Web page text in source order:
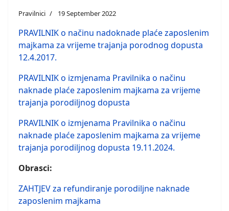
Pravilnici 19 September 2022
PRAVILNIK o načinu nadoknade plaće zaposlenim
majkama za vrijeme trajanja porodnog dopusta
12.4.2017.
PRAVILNIK o izmjenama Pravilnika o načinu
naknade plaće zaposlenim majkama za vrijeme
trajanja porodiljnog dopusta
PRAVILNIK o izmjenama Pravilnika o načinu
naknade plaće zaposlenim majkama za vrijeme
trajanja porodiljnog dopusta 19.11.2024.
Obrasci:
ZAHTJEV za refundiranje porodiljne naknade
zaposlenim majkama